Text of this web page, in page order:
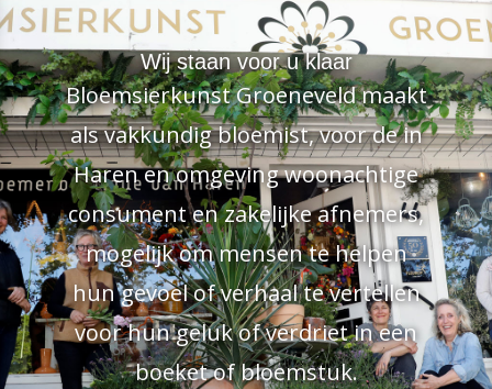
Wij staan voor u klaar
Bloemsierkunst Groeneveld maakt
als vakkundig bloemist, voor de in
Haren en omgeving woonachtige
consument en zakelijke afnemers,
mogelijk om mensen te helpen
hun gevoel of verhaal te vertellen
voor hun geluk of verdriet in een
boeket of bloemstuk.